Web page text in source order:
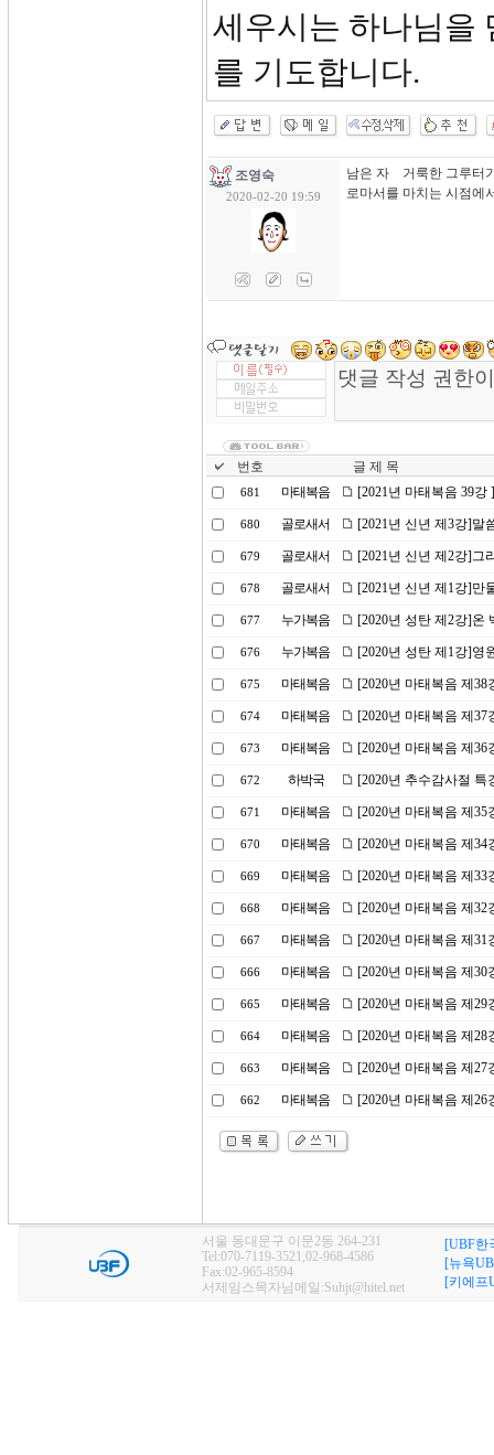
세우시는 하나님을
를 기도합니다.
조영숙
2020-02-20 19:59
남은 자 거룩한 그루터
로마서를 마치는 시점
번호 글 제 목
681 마태복음 [2021년 마태복음 39강
680 골로새서 [2021년 신년 제3강]말
679 골로새서 [2021년 신년 제2강]그
678 골로새서 [2021년 신년 제1강]만
677 누가복음 [2020년 성탄 제2강]온
676 누가복음 [2020년 성탄 제1강]영
675 마태복음 [2020년 마태복음 제
674 마태복음 [2020년 마태복음 제
673 마태복음 [2020년 마태복음 제
672 하박국 [2020년 추수감사절
671 마태복음 [2020년 마태복음 제35
670 마태복음 [2020년 마태복음 제
669 마태복음 [2020년 마태복음 제
668 마태복음 [2020년 마태복음 제
667 마태복음 [2020년 마태복음 제
666 마태복음 [2020년 마태복음 제
665 마태복음 [2020년 마태복음 제
664 마태복음 [2020년 마태복음 제
663 마태복음 [2020년 마태복음 제27
662 마태복음 [2020년 마태복음 제
서울 동대문구 이문2동 264-231
Tel:070-7119-3521,02-968-4586
Fax:02-965-8594
서제임스목자님메일:Suhjt@hitel.net
[UBF한
[뉴욕
[키에프